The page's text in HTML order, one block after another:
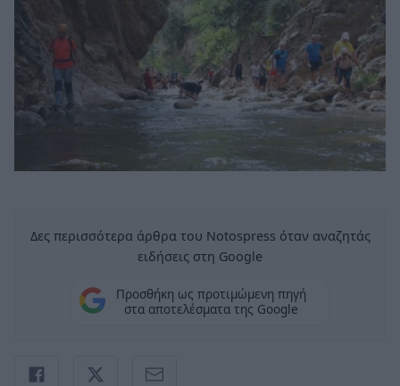
Δες περισσότερα άρθρα του Notospress όταν αναζητάς
ειδήσεις στη Google
Προσθήκη ως προτιμώμενη πηγή
στα αποτελέσματα της Google